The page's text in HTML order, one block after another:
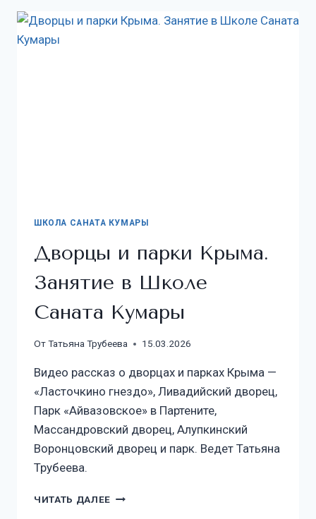
ШКОЛА САНАТА КУМАРЫ
Дворцы и парки Крыма.
Занятие в Школе
Саната Кумары
ОтТатьяна Трубеева 15.03.2026
Видео рассказ о дворцах и парках Крыма —
«Ласточкино гнездо», Ливадийский дворец,
Парк «Айвазовское» в Партените,
Массандровский дворец, Алупкинский
Воронцовский дворец и парк. Ведет Татьяна
Трубеева.
ЧИТАТЬ ДАЛЕЕ